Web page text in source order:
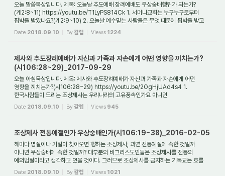
오늘 말씀묵상입니다. 제목: 오늘날 추도예배 장례예배도 우상숭배행위가 되는가?
(계2:8~11) https://youtu.be/T1LyPS814Ck 1. 서머나교회는 누구누구로부터
핍박을 받았나요?(계2:9~10) 2. 오늘날 예수믿는 사람들은 무엇 때문에 핍박을 받고
있나요? 3. 추도...
Date 2018.09.10 By갈렙 Views 1224
제사와 추도장례예배가 자신과 가족과 자손에게 어떤 영향을 끼치는가?
(시106:28~29)_2017-09-29
오늘 아침묵상입니다. 제목: 제사와 추도장례예배가 자신과 가족과 자손에게 어떤
영향을 끼치는가?(시106:28~29) https://youtu.be/2OgHjUAd4s4 1.
한국사람들이 드리는 조상제사는 우리나라의 고유풍속인가요 아니면
외래수입종교였나요? 5천년의 유구한 역...
Date 2018.09.10 By갈렙 Views 945
조상제사 전통예절인가 우상숭배인가(시106:19~38)_2016-02-05
해마다 명절이나 기일이 찾아오면 행하는 조상제사, 과연 전통예절에 속한 것일까
아니면 우상숭배에 속한 것일까? 대부분의 비그리스도인들은 조상제사를 전통의
예의범절이라고 생각하고 있을 것이다. 그러므로 조상제사를 금지하는 기독교는 효를
무시하는 ...
Date 2018.09.10 By갈렙 Views 1021